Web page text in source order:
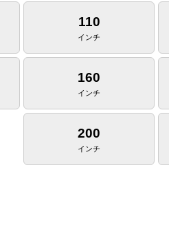
110
インチ
160
インチ
200
インチ